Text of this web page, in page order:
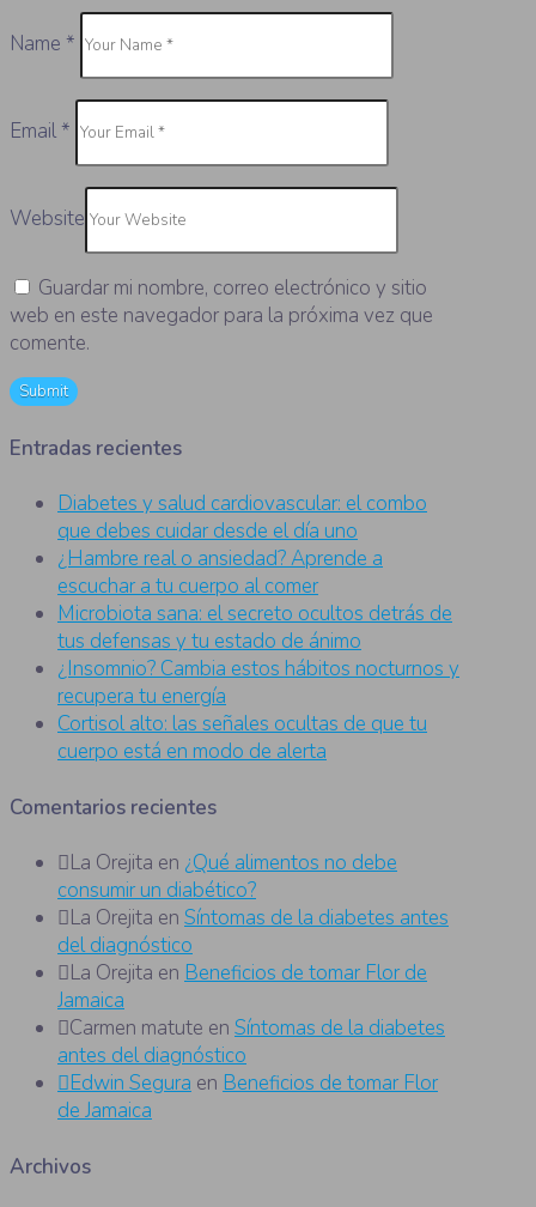
Name *
Email*
Website
Guardar mi nombre, correo electrónico y sitio
web en este navegador para la próxima vez que
comente.
Entradas recientes
Diabetes y salud cardiovascular: el combo
que debes cuidar desde el día uno
¿Hambre real o ansiedad? Aprende a
escuchar a tu cuerpo al comer
Microbiota sana: el secreto ocultos detrás de
tus defensas y tu estado de ánimo
¿Insomnio? Cambia estos hábitos nocturnos y
recupera tu energía
Cortisol alto: las señales ocultas de que tu
cuerpo está en modo de alerta
Comentarios recientes
La Orejita en ¿Qué alimentos no debe
consumir un diabético?
La Orejita en Síntomas de la diabetes antes
del diagnóstico
La Orejita en Beneficios de tomar Flor de
Jamaica
Carmen matute en Síntomas de la diabetes
antes del diagnóstico
Edwin Segura en Beneficios de tomar Flor
de Jamaica
Archivos